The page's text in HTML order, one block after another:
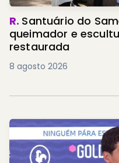
R. Santuário do
queimador e
restaurada
8 agosto 2026